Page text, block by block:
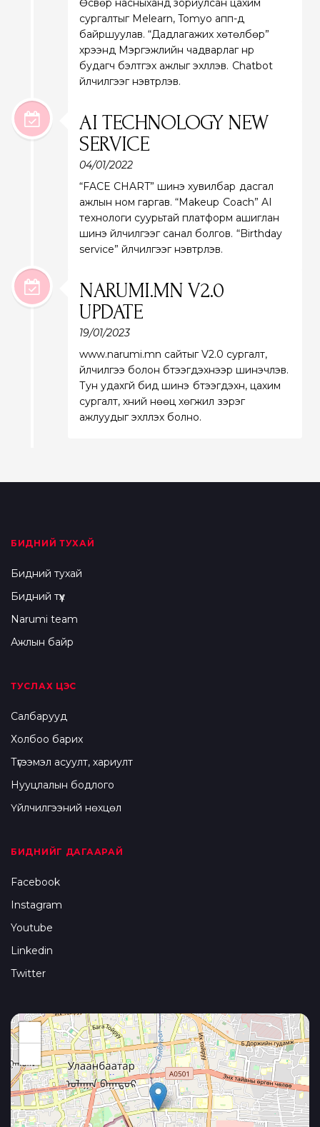
Өсвөр насныханд зориулсан цахим
сургалтыг Melearn, Tomyo апп-д
байршуулав. “Дадлагажих хөтөлбөр”
хүрээнд Мэргэжлийн чадварлаг нүүр
будагч бэлтгэх ажлыг эхлүүлэв. Chatbot
үйлчилгээг нэвтрүүлэв.
AI TECHNOLOGY NEW
SERVICE
04/01/2022
“FACE CHART” шинэ хувилбар дасгал
ажлын ном гаргав. “Makeup Coach” AI
технологи суурьтай платформ ашиглан
шинэ үйлчилгээг санал болгов. “Birthday
service” үйлчилгээг нэвтрүүлэв.
NARUMI.MN V2.0
UPDATE
19/01/2023
www.narumi.mn сайтыг V2.0 сургалт,
үйлчилгээ болон бүтээгдэхүүнээр шинэчлэв.
Тун удахгүй бид шинэ бүтээгдэхүүн, цахим
сургалт, хүний нөөц хөгжил зэрэг
ажлуудыг эхлүүлэх болно.
БИДНИЙ ТУХАЙ
Бидний тухай
Бидний түүх
Narumi team
Ажлын байр
ТУСЛАХ ЦЭС
Салбарууд
Холбоо барих
Түгээмэл асуулт, хариулт
Нууцлалын бодлого
Үйлчилгээний нөхцөл
БИДНИЙГ ДАГААРАЙ
Facebook
Instagram
Youtube
Linkedin
Twitter